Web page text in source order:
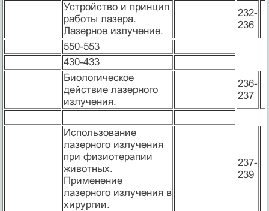
Устройство и принцип
работы лазера.
Лазерное излучение.
232-
236
550-553
430-433
Биологическое
действие лазерного
излучения.
236-
237
Использование
лазерного излучения
при физиотерапии
животных.
Применение
лазерного излучения в
хирургии.
237-
239